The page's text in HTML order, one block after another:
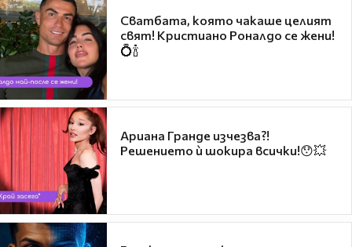
Сватбата, която чакаше целият
свят! Кристиано Роналдо се жени!
💍🍾
Ариана Гранде изчезва?!
Решението ѝ шокира всички!😯💥